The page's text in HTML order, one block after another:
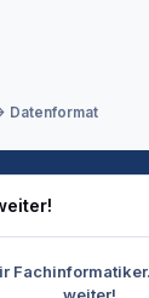
Datenformat